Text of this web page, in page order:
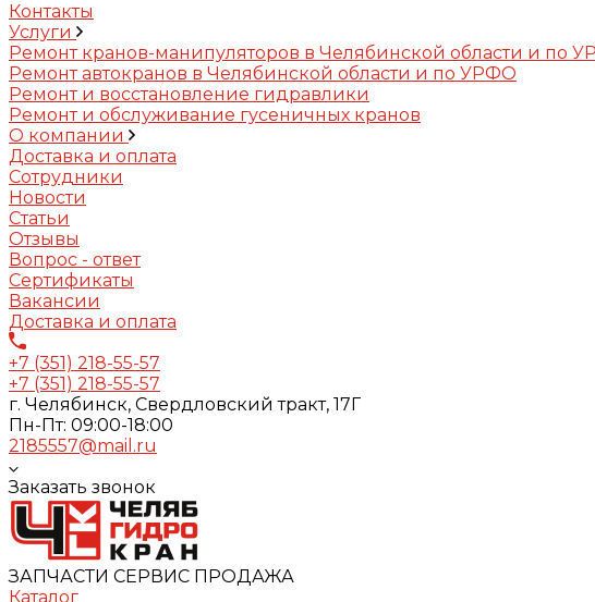
Контакты
Услуги
Ремонт кранов-манипуляторов в Челябинской области и по
Ремонт автокранов в Челябинской области и по УРФО
Ремонт и восстановление гидравлики
Ремонт и обслуживание гусеничных кранов
О компании
Доставка и оплата
Сотрудники
Новости
Статьи
Отзывы
Вопрос - ответ
Сертификаты
Вакансии
Доставка и оплата
+7 (351) 218-55-57
+7 (351) 218-55-57
г. Челябинск, Свердловский тракт, 17Г
Пн-Пт: 09:00-18:00
2185557@mail.ru
Заказать звонок
ЗАПЧАСТИ СЕРВИС ПРОДАЖА
Каталог